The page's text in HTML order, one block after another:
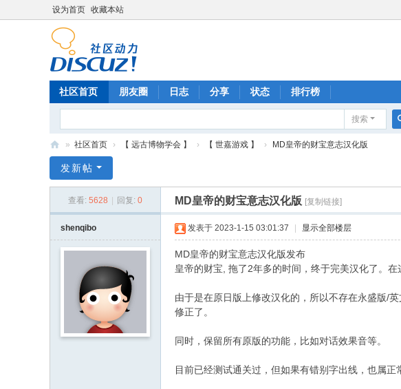
设为首页 收藏本站
社区首页 朋友圈 日志 分享 状态 排行榜
搜索
奇
» 社区首页 › 【 远古博物学会 】 › 【 世嘉游戏 】 › MD皇帝的财宝意志汉化版
发新帖
查看: 5628 回复: 0 MD皇帝的财宝意志汉化版 [复制链接]
shenqibo 发表于 2023-1-15 03:01:37 显示全部楼层
MD皇帝的财宝意志汉化版发布
皇帝的财宝, 拖了2年多的时间，终于完美汉化了。在
由于是在原日版上修改汉化的，所以不存在永盛版/
修正了。
同时，保留所有原版的功能，比如对话效果音等。
目前已经测试通关过，但如果有错别字出线，也属正